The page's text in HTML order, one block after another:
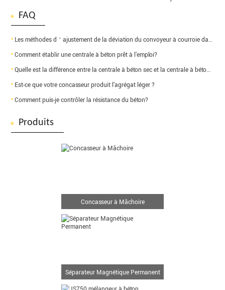
FAQ
Les méthodes d＇ajustement de la déviation du convoyeur à courroie dans une centrale à béton
Comment établir une centrale à béton prêt à l’emploi?
Quelle est la différence entre la centrale à béton sec et la centrale à béton humide?
Est-ce que votre concasseur produit l’agrégat léger ?
Comment puis-je contrôler la résistance du béton?
Produits
Concasseur à Mâchoire
Séparateur Magnétique Permanent